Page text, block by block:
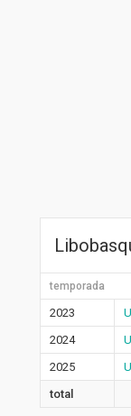
temporada
2023
2024
2025
total